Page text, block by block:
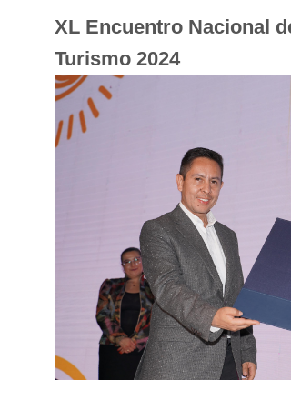
XL Encuentro Nacional
Turismo 2024